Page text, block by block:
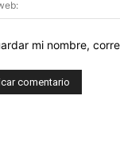
mi nombre,